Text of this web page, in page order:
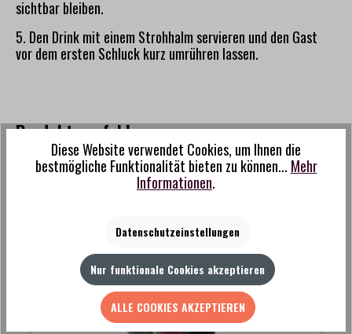
sichtbar bleiben.
5. Den Drink mit einem Strohhalm servieren und den Gast
vor dem ersten Schluck kurz umrühren lassen.
Produktempfehlungen
Produktgalerie überspringen
Diese Website verwendet Cookies, um Ihnen die
bestmögliche Funktionalität bieten zu können... Mehr
Informationen.
Datenschutzeinstellungen
Nur funktionale Cookies akzeptieren
ALLE COOKIES AKZEPTIEREN